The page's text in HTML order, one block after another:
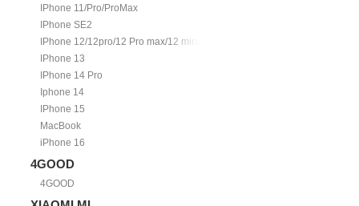
IPhone 11/Pro/ProMax
IPhone SE2
IPhone 12/12pro/12 Pro max/12 mini.
IPhone 13
IPhone 14 Pro
Iphone 14
IPhone 15
MacBook
iPhone 16
4GOOD
4GOOD